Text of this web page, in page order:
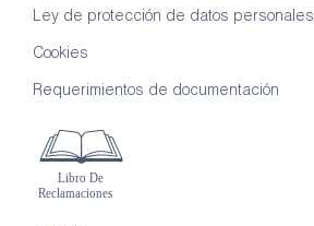
Ley de protección de datos personales
Cookies
Requerimientos de documentación